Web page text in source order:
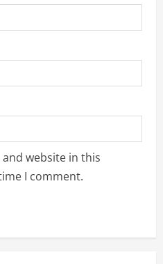
and website in this
I comment.